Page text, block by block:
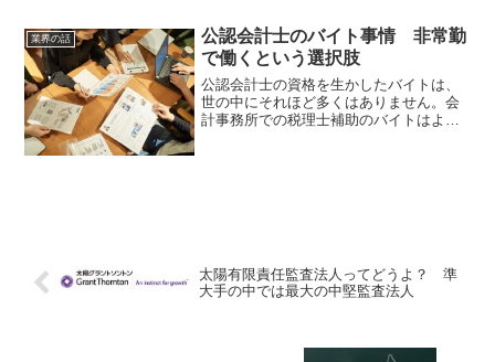
四つの監査法人が大手監査法人と呼ばれ
ています。太陽有限責...
業界の話
公認会計士のバイト事情 非常勤
で働くという選択肢
公認会計士の資格を生かしたバイトは、
世の中にそれほど多くはありません。会
計事務所での税理士補助のバイトはよく
太陽有限責任監査法人ってどうよ？ 準
大手の中では最大の中堅監査法人